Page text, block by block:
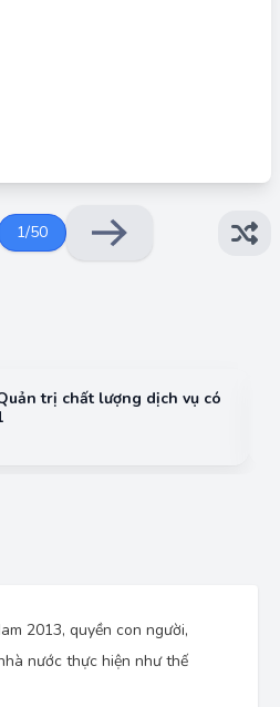
1/50
trị chất lượng dịch vụ có
2013, quyền con người,
nước thực hiện như thế